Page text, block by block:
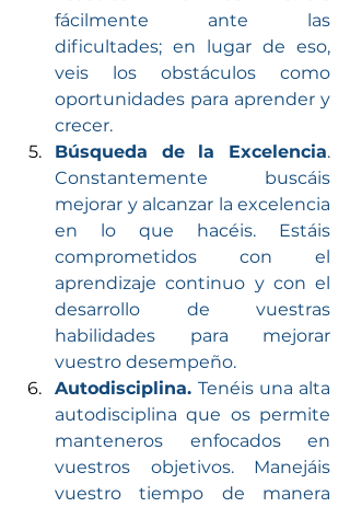
fácilmente ante las
dificultades; en lugar de eso,
veis los obstáculos como
oportunidades para aprender y
crecer.
Búsqueda de la Excelencia.
Constantemente buscáis
mejorar y alcanzar la excelencia
en lo que hacéis. Estáis
comprometidos con el
aprendizaje continuo y con el
desarrollo de vuestras
habilidades para mejorar
vuestro desempeño.
Autodisciplina. Tenéis una alta
autodisciplina que os permite
manteneros enfocados en
vuestros objetivos. Manejáis
vuestro tiempo de manera